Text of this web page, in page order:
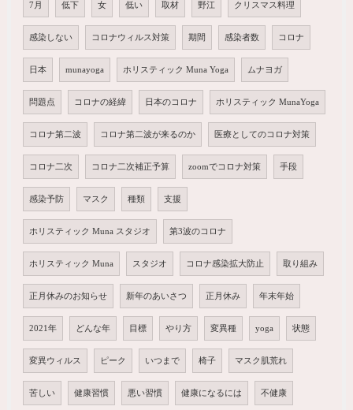
7月 低下 女 低い 取材 野江 クリスマス料理
感染しない コロナウィルス対策 期間 感染者数 コロナ
日本 munayoga ホリスティック Muna Yoga ムナヨガ
問題点 コロナの経緯 日本のコロナ ホリスティック MunaYoga
コロナ第二波 コロナ第二波が来るのか 医療としてのコロナ対策
コロナ二次 コロナ二次補正予算 zoomでコロナ対策 手段
感染予防 マスク 種類 支援
ホリスティック Muna スタジオ 第3波のコロナ
ホリスティック Muna スタジオ コロナ感染拡大防止 取り組み
正月休みのお知らせ 新年のあいさつ 正月休み 年末年始
2021年 どんな年 目標 やり方 変異種 yoga 状態
変異ウィルス ピーク いつまで 椅子 マスク肌荒れ
苦しい 健康習慣 悪い習慣 健康になるには 不健康